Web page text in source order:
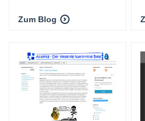
Zum Blog